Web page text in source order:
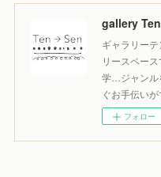
gallery
ギャラリー
リースペー
学…ジャンル
ぐお手伝い
フォロー